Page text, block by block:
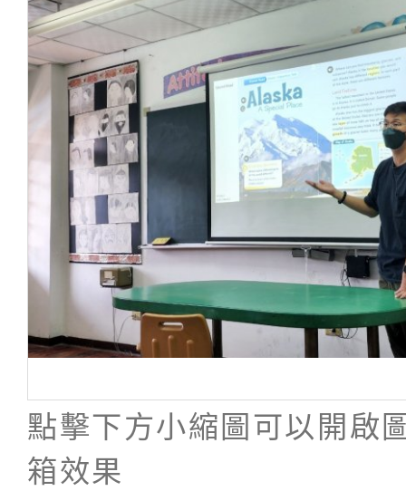
點擊下方小縮圖可以開啟
箱效果